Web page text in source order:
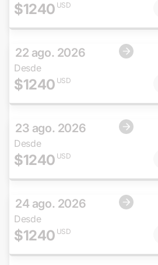
$1240 USD
22 ago. 2026
Desde
$1240 USD
23 ago. 2026
Desde
$1240 USD
24 ago. 2026
Desde
$1240 USD